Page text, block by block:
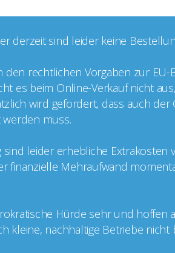
derzeit sind leider keine
den rechtlichen Vorgaben zur EU-
es beim Online-Verkauf nicht
wird gefordert, dass auch
muss.
sind leider erhebliche Extrakosten
finanzielle Mehraufwand
Hürde sehr und hoffen
kleine, nachhaltige Betriebe nicht